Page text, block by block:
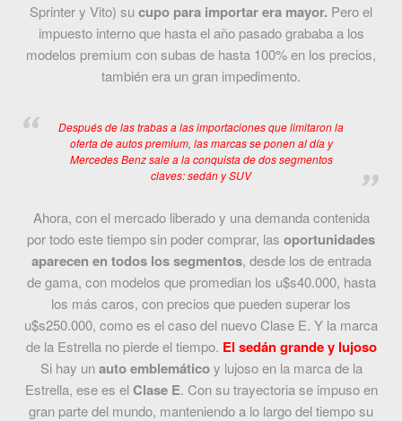
Sprinter y Vito) su cupo para importar era mayor. Pero el
impuesto interno que hasta el año pasado grababa a los
modelos premium con subas de hasta 100% en los precios,
también era un gran impedimento.
Después de las trabas a las importaciones que limitaron la
oferta de autos premium, las marcas se ponen al día y
Mercedes Benz sale a la conquista de dos segmentos
claves: sedán y SUV
Ahora, con el mercado liberado y una demanda contenida
por todo este tiempo sin poder comprar, las oportunidades
aparecen en todos los segmentos, desde los de entrada
de gama, con modelos que promedian los u$s40.000, hasta
los más caros, con precios que pueden superar los
u$s250.000, como es el caso del nuevo Clase E. Y la marca
de la Estrella no pierde el tiempo. El sedán grande y lujoso
Si hay unauto emblemáticoy lujoso en la marca de la
Estrella, ese es elClase E. Con su trayectoria se impuso en
gran parte del mundo, manteniendo a lo largo del tiempo su